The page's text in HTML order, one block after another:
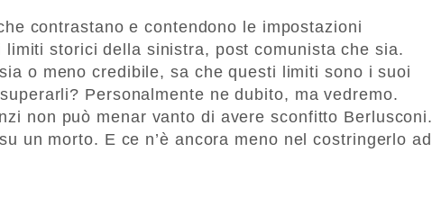
contrastano e contendono le impostazioni
storici della sinistra, post comunista che sia.
o meno credibile, sa che questi limiti sono i suoi
Personalmente ne dubito, ma vedremo.
non può menar vanto di avere sconfitto Berlusconi.
un morto. E ce n’è ancora meno nel costringerlo ad